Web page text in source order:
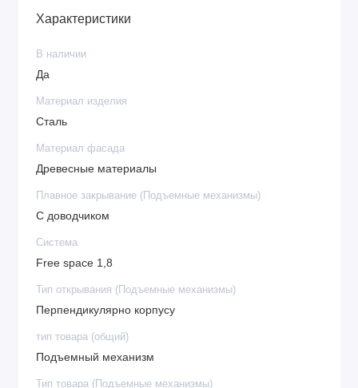
Характеристики
В наличии
Да
Материал изделия
Сталь
Материал фасада
Древесные материалы
Плавное закрывание (Подъемные механизмы)
С доводчиком
Система
Free space 1,8
Тип открывания (Подъемные механизмы)
Перпендикулярно корпусу
тип товара (общий)
Подъемный механизм
Тип товара (Подъемные механизмы)